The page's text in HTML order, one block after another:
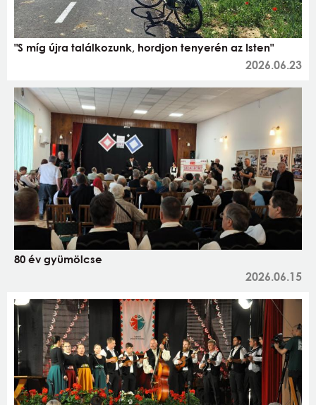
"S míg újra találkozunk, hordjon tenyerén az Isten"
2026.06.23
80 év gyümölcse
2026.06.15